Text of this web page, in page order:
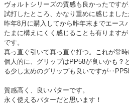
ヴォルトシリーズの質感も良かったですが
試打したところ、かなり重めに感じまし
昨年8月に購入してから昨年末までエース
たまに構えにくく感じることも有ります
です。
真っ直ぐ引いて真っ直ぐ打つ。これが常時
個人的に、グリップはPP58が良いかも？
る少し太めのグリップも良いですが
質感高く、良いパターです。
永く使えるパターだと思います！